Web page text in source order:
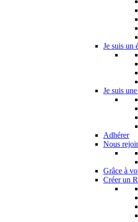
Je suis un
Je suis
Adhérer
Nous
Grâce à
Créer un